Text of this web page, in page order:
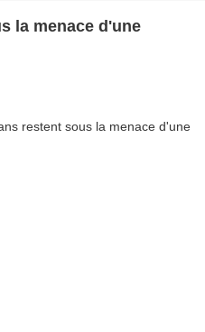
la menace d'une